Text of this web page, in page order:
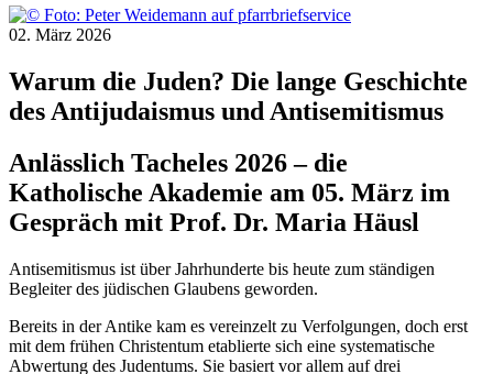
02. März 2026
Warum die Juden? Die lange Geschichte
des Antijudaismus und Antisemitismus
Anlässlich Tacheles 2026 – die
Katholische Akademie am 05. März im
Gespräch mit Prof. Dr. Maria Häusl
Antisemitismus ist über Jahrhunderte bis heute zum ständigen
Begleiter des jüdischen Glaubens geworden.
Bereits in der Antike kam es vereinzelt zu Verfolgungen, doch erst
mit dem frühen Christentum etablierte sich eine systematische
Abwertung des Judentums. Sie basiert vor allem auf drei